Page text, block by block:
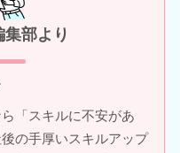
部より
「スキルに不安があ
の手厚いスキルアップ